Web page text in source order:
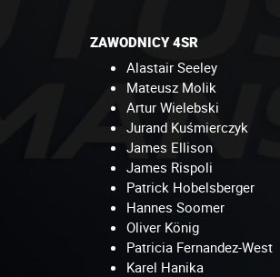
ZAWODNICY 4SR
Alastair Seeley
Mateusz Molik
Artur Wielebski
Jurand Kuśmierczyk
James Ellison
James Rispoli
Patrick Hobelsberger
Hannes Soomer
Oliver König
Patricia Fernandez-West
Karel Hanika